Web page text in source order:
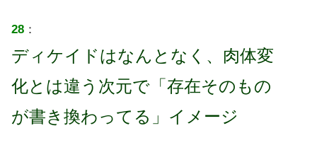
28 ：
ディケイドはなんとなく、肉体変
化とは違う次元で「存在そのもの
が書き換わってる」イメージ